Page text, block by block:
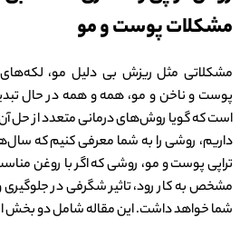
مشکلات پوست و مو
مشکلاتی مثل ریزش بی دلیل مو،
پوست و ناخن و مو، همه و همه در حال
است که گویا روش‌های درمانی متعدد از حل
داریم، روشی را به شما معرفی کنیم که
تراپی پوست و مو، روشی که اگر با روغن
مشخص به کار رود، تاثیر شگرفی در
شما خواهد داشت. این مقاله شامل دو